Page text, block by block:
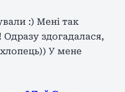
:) Мені так
Одразу здогадалася,
У мене